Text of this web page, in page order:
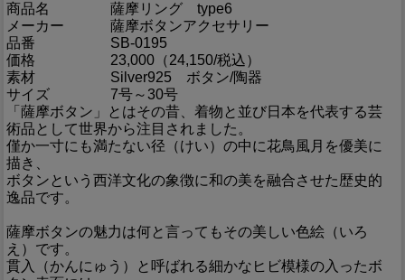
商品名
薩摩リング type6
メーカー
薩摩ボタンアクセサリー
品番
SB-0195
価格
23,000（24,150/税込）
素材
Silver925 ボタン/陶器
サイズ
7号～30号
「薩摩ボタン」とはその昔、着物と並び日本を代表する芸
術品として世界から注目されました。
僅か一寸にも満たない径（けい）の中に花鳥風月を優美に
描き、
ボタンという西洋文化の象徴に和の美を融合させた歴史的
逸品です。
薩摩ボタンの魅力は何と言ってもその美しい色絵（いろ
え）です。
貫入（かんにゅう）と呼ばれる細かなヒビ模様の入ったボ